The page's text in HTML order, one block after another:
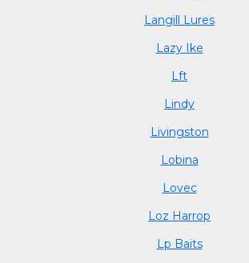
Langill Lures
Lazy Ike
Lft
Lindy
Livingston
Lobina
Lovec
Loz Harrop
Lp Baits